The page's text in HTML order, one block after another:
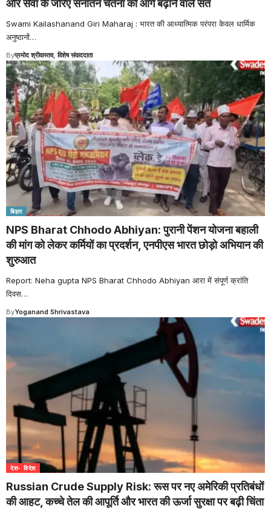
और सेवा के जरिए सनातन चेतना को आगे बढ़ाने वाले संत
Swami Kailashanand Giri Maharaj : भारत की आध्यात्मिक परंपरा केवल धार्मिक
अनुष्ठानों…
Byप्रमोद श्रीवास्तव, विशेष संवाददाता
बिहार
NPS Bharat Chhodo Abhiyan: पुरानी पेंशन योजना बहाली
की मांग को लेकर कर्मियों का प्रदर्शन, एनपीएस भारत छोड़ो अभियान की
शुरुआत
Report: Neha gupta NPS Bharat Chhodo Abhiyan आरा में संपूर्ण क्रांति
दिवस…
ByYoganand Shrivastava
देश- विदेश
Russian Crude Supply Risk: रूस पर नए अमेरिकी प्रतिबंधों
की आहट, कच्चे तेल की आपूर्ति और भारत की ऊर्जा सुरक्षा पर बढ़ी चिंता